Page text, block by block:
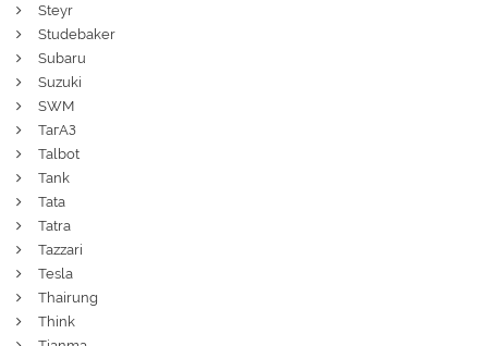
Steyr
Studebaker
Subaru
Suzuki
SWM
ТагАЗ
Talbot
Tank
Tata
Tatra
Tazzari
Tesla
Thairung
Think